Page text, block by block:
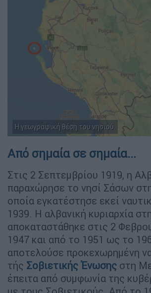
Η γεωγραφική θέση του νησιού.
Από σημαία σε σημαία...
Στις 2 Σεπτεμβρίου 1919, η
παραχώρησε το νησί Σάσων
οποία εγκατέστησε εκεί
1939. Η αλβανική κυριαρχία
αποκαταστάθηκε στις 2
1947 και από το 1951 ως το
αποτελούσε προκεχωρημένη
τής Σοβιετικής Ένωσης στη
έπειτα από συμφωνία της